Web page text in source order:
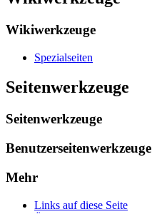
Wikiwerkzeuge
Spezialseiten
Seitenwerkzeuge
Seitenwerkzeuge
Benutzerseitenwerkzeuge
Mehr
Links auf diese Seite